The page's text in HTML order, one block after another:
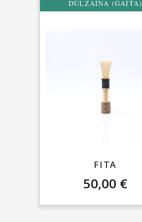
DULZAINA (GAITA)
FITA
50,00 €